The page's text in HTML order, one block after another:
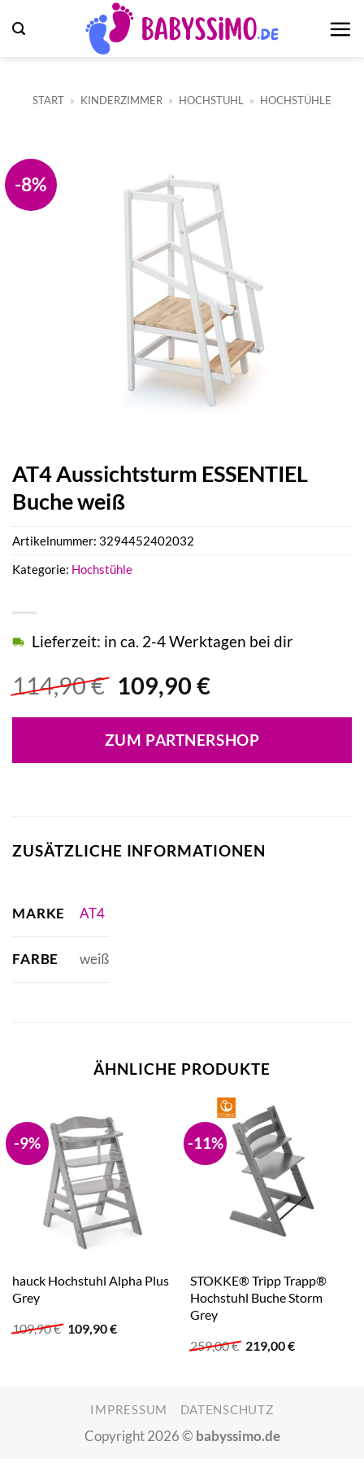
Inhalt
START » KINDERZIMMER » HOCHSTUHL » HOCHSTÜHLE
-8%
AT4 Aussichtsturm ESSENTIEL
Buche weiß
114,90€ Ursprünglicher
war:
114,90 €
109,90 €Aktueller
ist:
109,90 €.
Lieferzeit: in ca. 2-4 Werktagen bei dir
ZUM PARTNERSHOP
Artikelnummer: 3294452402032
Kategorie: Hochstühle
ZUSÄTZLICHE INFORMATIONEN
MARKE AT4
FARBE weiß
ÄHNLICHE PRODUKTE
-9%
hauck Hochstuhl Alpha Plus
Grey
109,90€ Ursprünglicher
Preis
109,90€Aktueller
-11%
STOKKE® Tripp Trapp®
Hochstuhl Buche Storm
Grey
259,00€ Ursprünglicher
Preis
219,00€Aktueller
IMPRESSUM DATENSCHUTZ
Copyright 2026 © babyssimo.de